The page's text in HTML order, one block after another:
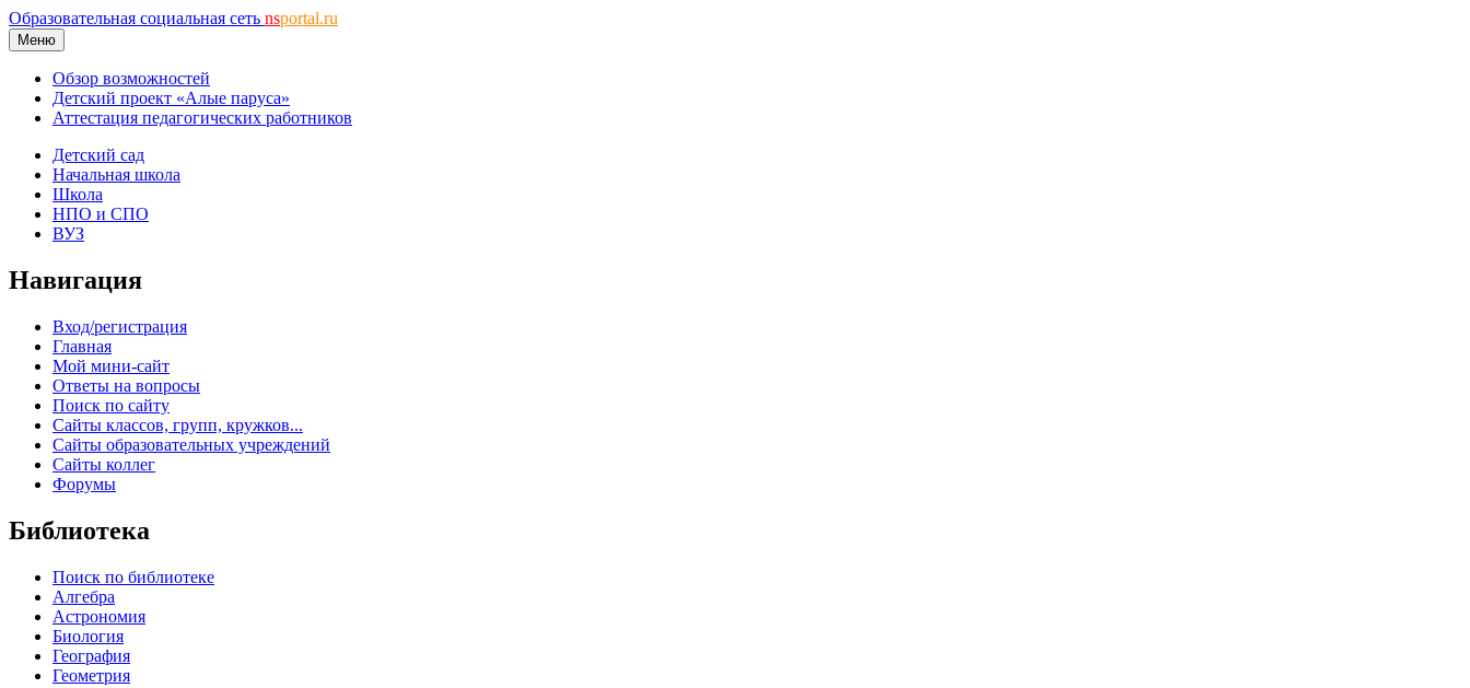
Образовательная социальная сеть nsportal.ru
Меню
Обзор возможностей
Детский проект «Алые паруса»
Аттестация педагогических работников
Детский сад
Начальная школа
Школа
НПО и СПО
ВУЗ
Навигация
Вход/регистрация
Главная
Мой мини-сайт
Ответы на вопросы
Поиск по сайту
Сайты классов, групп, кружков...
Сайты образовательных учреждений
Сайты коллег
Форумы
Библиотека
Поиск по библиотеке
Алгебра
Астрономия
Биология
География
Геометрия